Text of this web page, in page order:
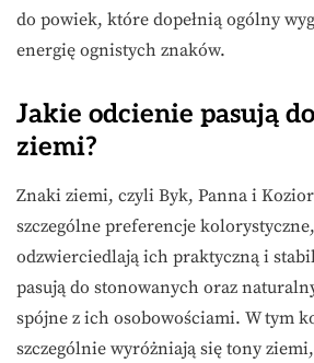
do powiek, które dopełnią ogólny
energię ognistych znaków.
Jakie odcienie pasują
ziemi?
Znaki ziemi, czyli Byk, Panna i
szczególne preferencje
odzwierciedlają ich praktyczną i
pasują do stonowanych oraz
spójne z ich osobowościami. W tym
szczególnie wyróżniają się tony